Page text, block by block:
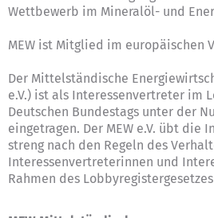
Wettbewerb im Mineralöl- und
MEW ist Mitglied im europäischen
Der Mittelständische
e.V.) ist als Interessenvertreter im
Deutschen Bundestags unter der
eingetragen. Der MEW e.V. übt die
streng nach den Regeln des
Interessenvertreterinnen und
Rahmen des Lobbyregistergesetzes